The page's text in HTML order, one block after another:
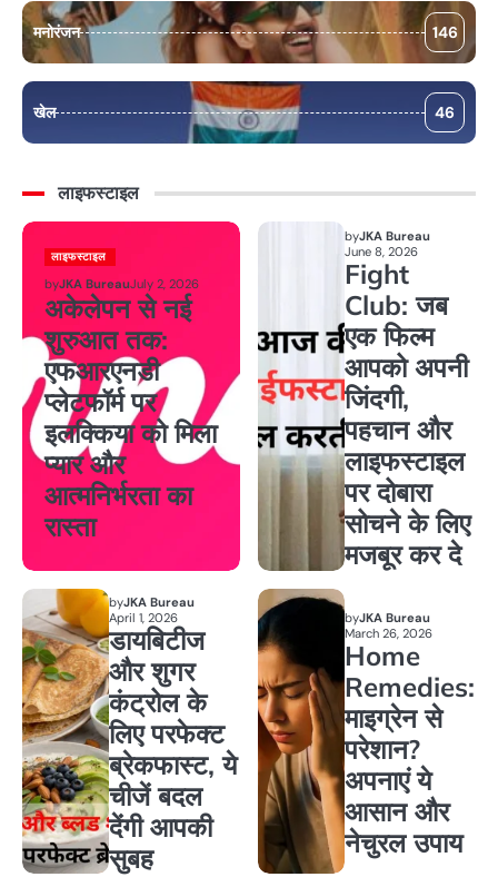
मनोरंजन 146
खेल 46
लाइफस्टाइल
लाइफस्टाइल
byJKA BureauJuly 2, 2026
अकेलेपन से नई
शुरुआत तक:
एफआरएनडी
प्लेटफॉर्म पर
इलक्किया को मिला
प्यार और
आत्मनिर्भरता का
रास्ता
byJKA Bureau
June 8, 2026
Fight
Club: जब
एक फिल्म
आपको अपनी
जिंदगी,
पहचान और
लाइफस्टाइल
पर दोबारा
सोचने के लिए
मजबूर कर दे
byJKA Bureau
April 1, 2026
डायबिटीज
और शुगर
कंट्रोल के
लिए परफेक्ट
ब्रेकफास्ट, ये
चीजें बदल
देंगी आपकी
सुबह
byJKA Bureau
March 26, 2026
Home
Remedies:
माइग्रेन से
परेशान?
अपनाएं ये
आसान और
नेचुरल उपाय